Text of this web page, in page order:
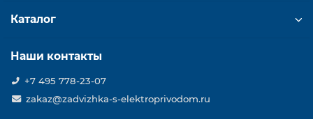
Каталог
Наши контакты
+7 495 778-23-07
zakaz@zadvizhka-s-elektroprivodom.ru